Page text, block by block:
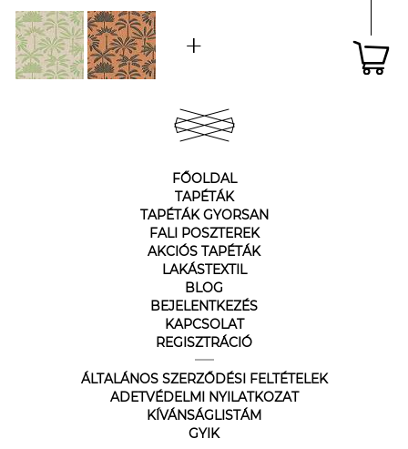
FŐOLDAL
TAPÉTÁK
TAPÉTÁK GYORSAN
FALI POSZTEREK
AKCIÓS TAPÉTÁK
LAKÁSTEXTIL
BLOG
BEJELENTKEZÉS
KAPCSOLAT
REGISZTRÁCIÓ
ÁLTALÁNOS SZERZŐDÉSI FELTÉTELEK
ADETVÉDELMI NYILATKOZAT
KÍVÁNSÁGLISTÁM
GYIK